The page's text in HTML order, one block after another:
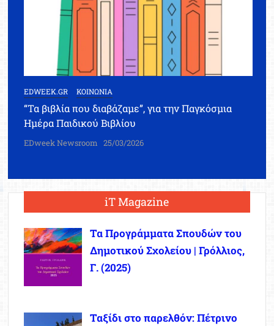
EDWEEK.GR ΚΟΙΝΩΝΙΑ
“Τα βιβλία που διαβάζαμε”, για την Παγκόσμια
Ημέρα Παιδικού Βιβλίου
EDweek Newsroom 25/03/2026
iT Magazine
Τα Προγράμματα Σπουδών του
Δημοτικού Σχολείου | Γρόλλιος,
Γ. (2025)
Ταξίδι στο παρελθόν: Πέτρινο